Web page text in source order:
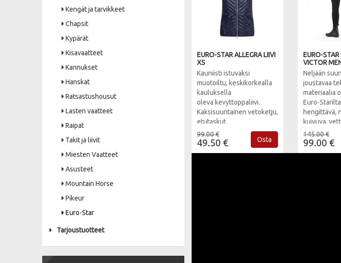
Kengät ja tarvikkeet
Chapsit
Kypärät
Kisavaatteet
Kannukset
Hanskat
Ratsastushousut
Lasten vaatteet
Raipat
Takit ja liivit
Miesten Vaatteet
Asusteet
Mountain Horse
Pikeur
Euro-Star
Tarjoustuotteet
EURO-STAR ALLEGRA LIIVI
XS
Kauniisti istuvaksi
muotoiltu, keskikorkealla
kauluksella
oleva kevyttoppaliivi.
Kaksisuuntainen vetoketju,
etutaskut
piilovetoketjuilla, hiha-
aukoissa jousto.
99.00 €
49.50 € Osta
EURO-STAR
VICTOR
Neljään
joustavaa
materiaalia
Euro-
hengittävä,
kuivuva,
kangas.
poiketen
145.00 €
99.00 €